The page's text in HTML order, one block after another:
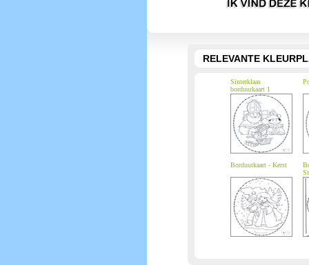
RELEVANTE
Sinterklaas
borduurkaart 1
Borduurkaart - Kerst